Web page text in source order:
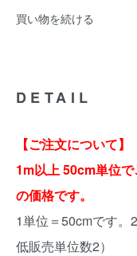
買い物を続ける
DETAIL
【ご注文について】
1m以上 50cm単位
の価格です。
1単位＝50cmです。
低販売単位数2）